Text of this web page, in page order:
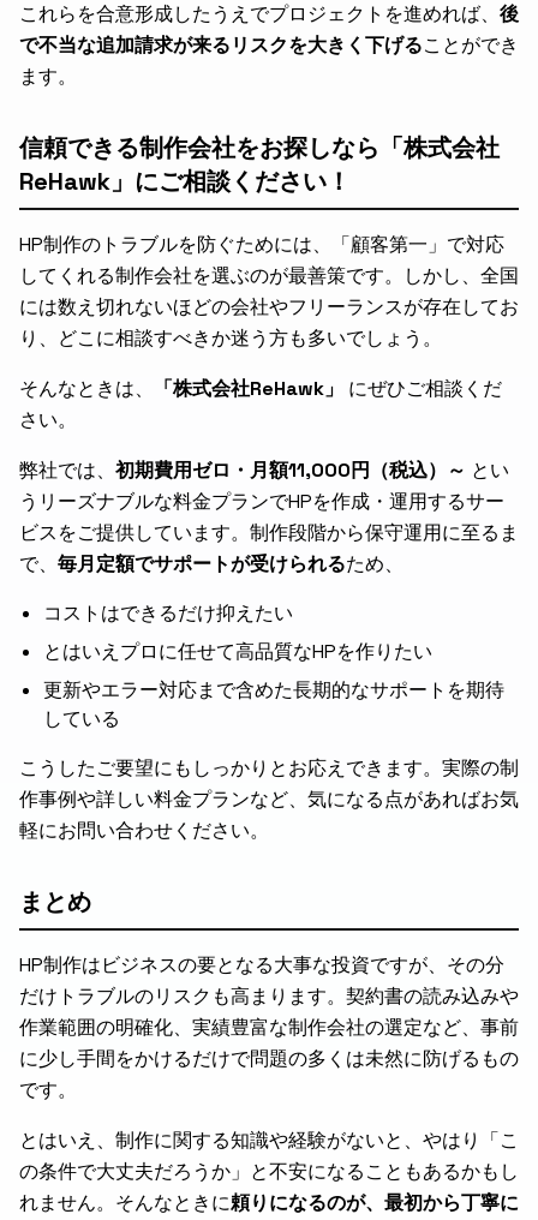
これらを合意形成したうえでプロジェクトを進めれば、 後
で不当な追加請求が来るリスクを大きく下げることができ
ます。
信頼できる制作会社をお探しなら「株式会社
ReHawk」にご相談ください！
HP制作のトラブルを防ぐためには、「顧客第一」で対応
してくれる制作会社を選ぶのが最善策です。しかし、全国
には数え切れないほどの会社やフリーランスが存在してお
り、どこに相談すべきか迷う方も多いでしょう。
そんなときは、
「株式会社ReHawk」
にぜひご相談くだ
さい。
弊社では、 初期費用ゼロ・月額11,000円（税込）～ とい
うリーズナブルな料金プランでHPを作成・運用するサー
ビスをご提供しています。制作段階から保守運用に至るま
で、 毎月定額でサポートが受けられるため、
コストはできるだけ抑えたい
とはいえプロに任せて高品質なHPを作りたい
更新やエラー対応まで含めた長期的なサポートを期待
している
こうしたご要望にもしっかりとお応えできます。実際の制
作事例や詳しい料金プランなど、気になる点があればお気
軽にお問い合わせください。
まとめ
HP制作はビジネスの要となる大事な投資ですが、その分
だけトラブルのリスクも高まります。契約書の読み込みや
作業範囲の明確化、実績豊富な制作会社の選定など、事前
に少し手間をかけるだけで問題の多くは未然に防げるもの
です。
とはいえ、制作に関する知識や経験がないと、やはり「こ
の条件で大丈夫だろうか」と不安になることもあるかもし
れません。そんなときに頼りになるのが、最初から丁寧に